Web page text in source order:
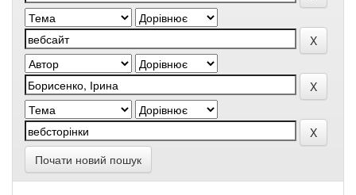
Почати новий пошук